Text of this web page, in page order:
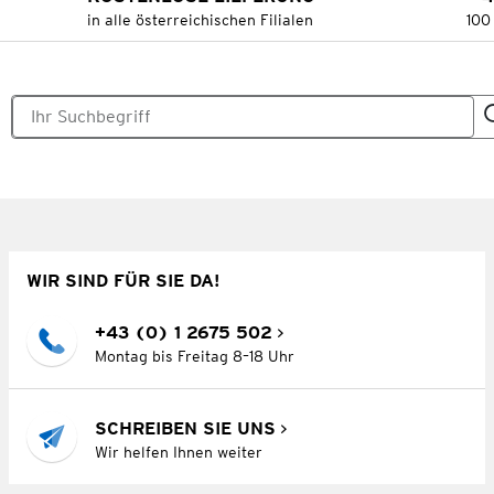
in alle österreichischen Filialen
WIR SIND FÜR SIE DA!
+43 (0) 1 2675 502
Montag bis Freitag 8–18 Uhr
SCHREIBEN SIE UNS
Wir helfen Ihnen weiter